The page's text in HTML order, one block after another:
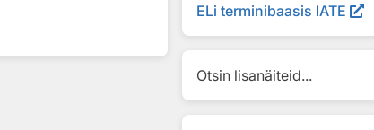
ELi terminibaasis IATE
Otsin lisanäiteid...